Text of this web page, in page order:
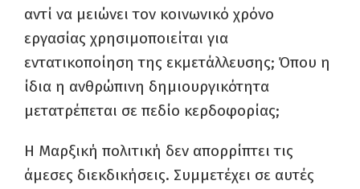
αντί να μειώνει τον κοινωνικό χρόνο
εργασίας χρησιμοποιείται για
εντατικοποίηση της εκμετάλλευσης; Όπου η
ίδια η ανθρώπινη δημιουργικότητα
μετατρέπεται σε πεδίο κερδοφορίας;
Η Μαρξική πολιτική δεν απορρίπτει τις
άμεσες διεκδικήσεις. Συμμετέχει σε αυτές